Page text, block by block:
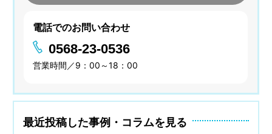
電話でのお問い合わせ
0568-23-0536
営業時間／9：00～18：00
最近投稿した事例・コラムを見る